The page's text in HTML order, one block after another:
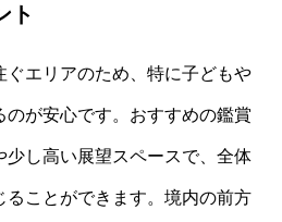
ト
ぐエリアのため、特に子どもや
が安心です。おすすめの鑑賞
少し高い展望スペースで、全体
ることができます。境内の前方